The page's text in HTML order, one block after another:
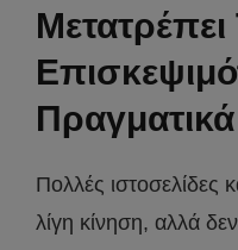
Μετατρέπει
Πολλές ιστοσελίδες
λίγη κίνηση, αλλά